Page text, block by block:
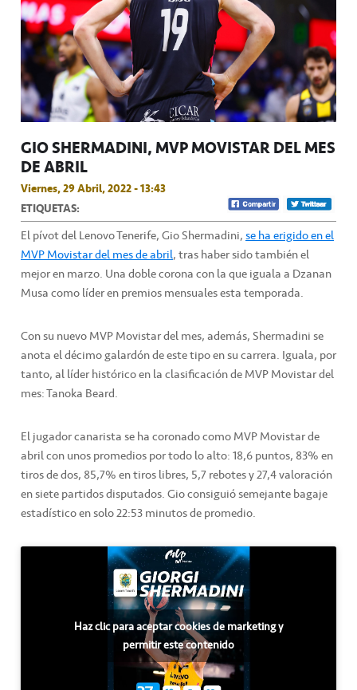
GIO SHERMADINI, MVP MOVISTAR DEL MES
DE ABRIL
Viernes, 29 Abril, 2022 - 13:43
ETIQUETAS:
El pívot del Lenovo Tenerife, Gio Shermadini,se ha erigido en el
MVP Movistar del mes de abril, tras haber sido también el
mejor en marzo. Una doble corona con la que iguala a Dzanan
Musa como líder en premios mensuales esta temporada.
Con su nuevo MVP Movistar del mes, además, Shermadini se
anota el décimo galardón de este tipo en su carrera. Iguala, por
tanto, al líder histórico en la clasificación de MVP Movistar del
mes: Tanoka Beard.
El jugador canarista se ha coronado como MVP Movistar de
abril con unos promedios por todo lo alto: 18,6 puntos, 83% en
tiros de dos, 85,7% en tiros libres, 5,7 rebotes y 27,4 valoración
en siete partidos disputados. Gio consiguió semejante bagaje
estadístico en solo 22:53 minutos de promedio.
Haz clic para aceptar cookies de marketing y
permitir este contenido